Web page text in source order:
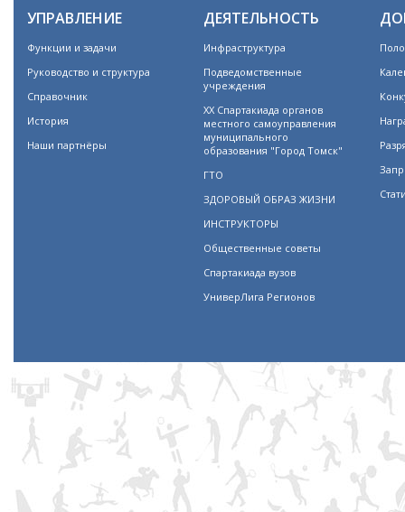
УПРАВЛЕНИЕ
Функции и задачи
Руководство и структура
Справочник
История
Наши партнёры
ДЕЯТЕЛЬНОСТЬ
Инфраструктура
Подведомственные
учреждения
XX Спартакиада органов
местного самоуправления
муниципального
образования "Город Томск"
ГТО
ЗДОРОВЫЙ ОБРАЗ ЖИЗНИ
ИНСТРУКТОРЫ
Общественные советы
Спартакиада вузов
УниверЛига Регионов